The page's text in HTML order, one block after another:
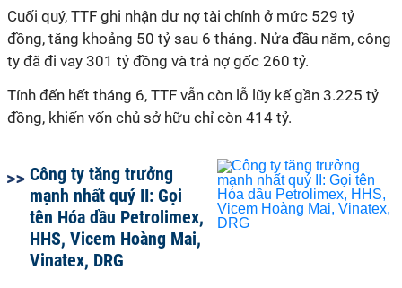
Cuối quý, TTF ghi nhận dư nợ tài chính ở mức 529 tỷ
đồng, tăng khoảng 50 tỷ sau 6 tháng. Nửa đầu năm, công
ty đã đi vay 301 tỷ đồng và trả nợ gốc 260 tỷ.
Tính đến hết tháng 6, TTF vẫn còn lỗ lũy kế gần 3.225 tỷ
đồng, khiến vốn chủ sở hữu chỉ còn 414 tỷ.
Công ty tăng trưởng
mạnh nhất quý II: Gọi
tên Hóa dầu Petrolimex,
HHS, Vicem Hoàng Mai,
Vinatex, DRG